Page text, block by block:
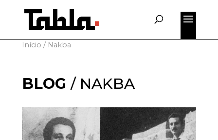
Início / Nakba
BLOG / NAKBA